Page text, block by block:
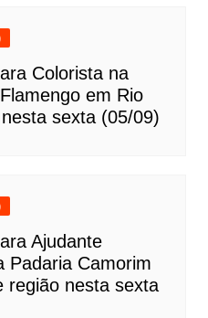
Colorista na
em Rio
sexta (05/09)
Ajudante
Padaria Camorim
região nesta sexta